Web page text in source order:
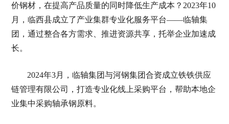
价钢材，在提高产品质量的同时降低生产成本？2023年10
月，临西县成立了产业集群专业化服务平台——临轴集
团，通过整合各方需求、推进资源共享，托举企业加速成
长。
2024年3月，临轴集团与河钢集团合资成立铁铁供应
链管理有限公司，打造专业化线上采购平台，帮助本地企
业集中采购轴承钢原料。